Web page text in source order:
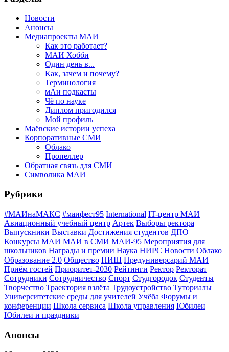
Новости
Анонсы
Медиапроекты МАИ
Как это работает?
МАИ Хобби
Один день в...
Как, зачем и почему?
Терминология
мАи подкасты
Чё по науке
Диплом пригодился
Мой профиль
Маёвские истории успеха
Корпоративные СМИ
Облако
Пропеллер
Обратная связь для СМИ
Символика МАИ
Рубрики
#МАИнаМАКС #маифест95 International IT-центр МАИ
Авиационный учебный центр Артек Выборы ректора
Выпускники Выставки Достижения студентов ДПО
Конкурсы МАИ МАИ в СМИ МАИ-95 Мероприятия для
школьников Награды и премии Наука НИРС Новости Облако
Образование 2.0 Общество ПИШ Предуниверсарий МАИ
Приём гостей Приоритет-2030 Рейтинги Ректор Ректорат
Сотрудники Сотрудничество Спорт Студгородок Студенты
Творчество Траектория взлёта Трудоустройство Туториалы
Университетские среды для учителей Учёба Форумы и
конференции Школа сервиса Школа управления Юбилеи
Юбилеи и праздники
Анонсы